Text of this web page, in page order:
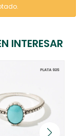
INTERESAR